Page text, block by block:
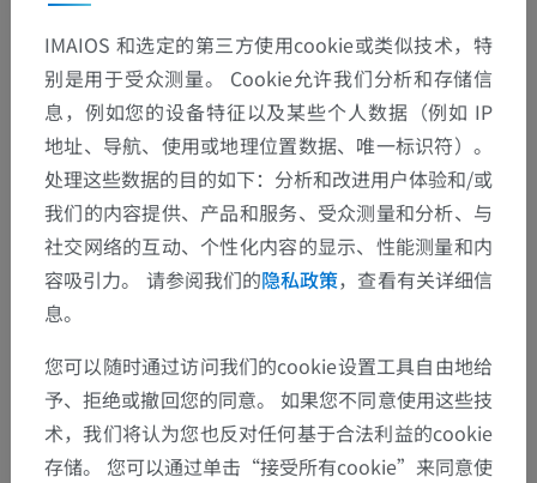
动物的比较解剖学
翻译
发现错误？
欢迎提出更正、翻译或内容改进的建议。
检举错误
IMAIOS 和选定的第三方使用cookie或类似技术，特
别是用于受众测量。 Cookie允许我们分析和存储信
息，例如您的设备特征以及某些个人数据（例如 IP
地址、导航、使用或地理位置数据、唯一标识符）。
处理这些数据的目的如下：分析和改进用户体验和/或
我们的内容提供、产品和服务、受众测量和分析、与
社交网络的互动、个性化内容的显示、性能测量和内
容吸引力。 请参阅我们的隐私政策，查看有关详细信
息。
您可以随时通过访问我们的cookie设置工具自由地给
予、拒绝或撤回您的同意。 如果您不同意使用这些技
术，我们将认为您也反对任何基于合法利益的cookie
存储。 您可以通过单击“接受所有cookie”来同意使